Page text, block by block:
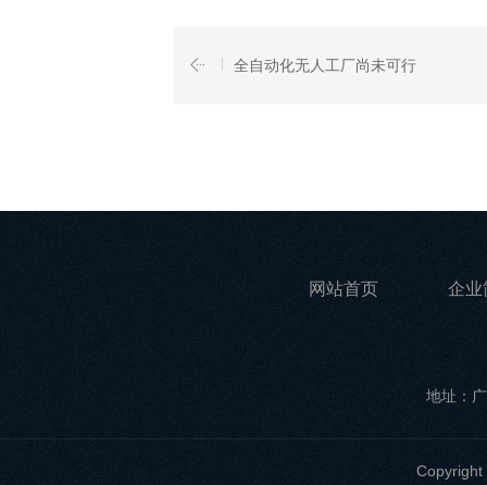
全自动化无人工厂尚未可行
网站首页 企业
地址：